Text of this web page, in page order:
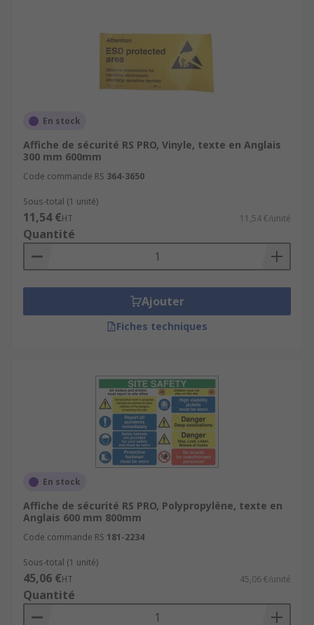
En stock
Affiche de sécurité RS PRO, Vinyle, texte en Anglais
300 mm 600mm
Code commande RS 364-3650
Sous-total (1 unité)
11,54 €HT 11,54 €/unité
Quantité
Ajouter
Fiches techniques
En stock
Affiche de sécurité RS PRO, Polypropylène, texte en
Anglais 600 mm 800mm
Code commande RS 181-2234
Sous-total (1 unité)
45,06 €HT 45,06 €/unité
Quantité